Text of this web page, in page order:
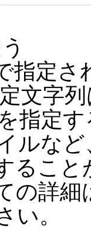
指定さ
文字
指定
ルな
るこ
の詳
い。